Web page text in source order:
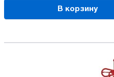
В корзину